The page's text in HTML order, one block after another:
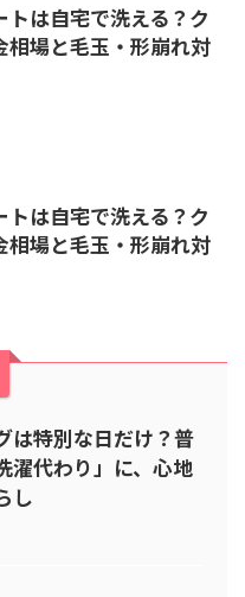
は自宅で洗える？ク
相場と毛玉・形崩れ対
トは自宅で洗える？ク
相場と毛玉・形崩れ対
は特別な日だけ？普
濯代わり」に、心地
し